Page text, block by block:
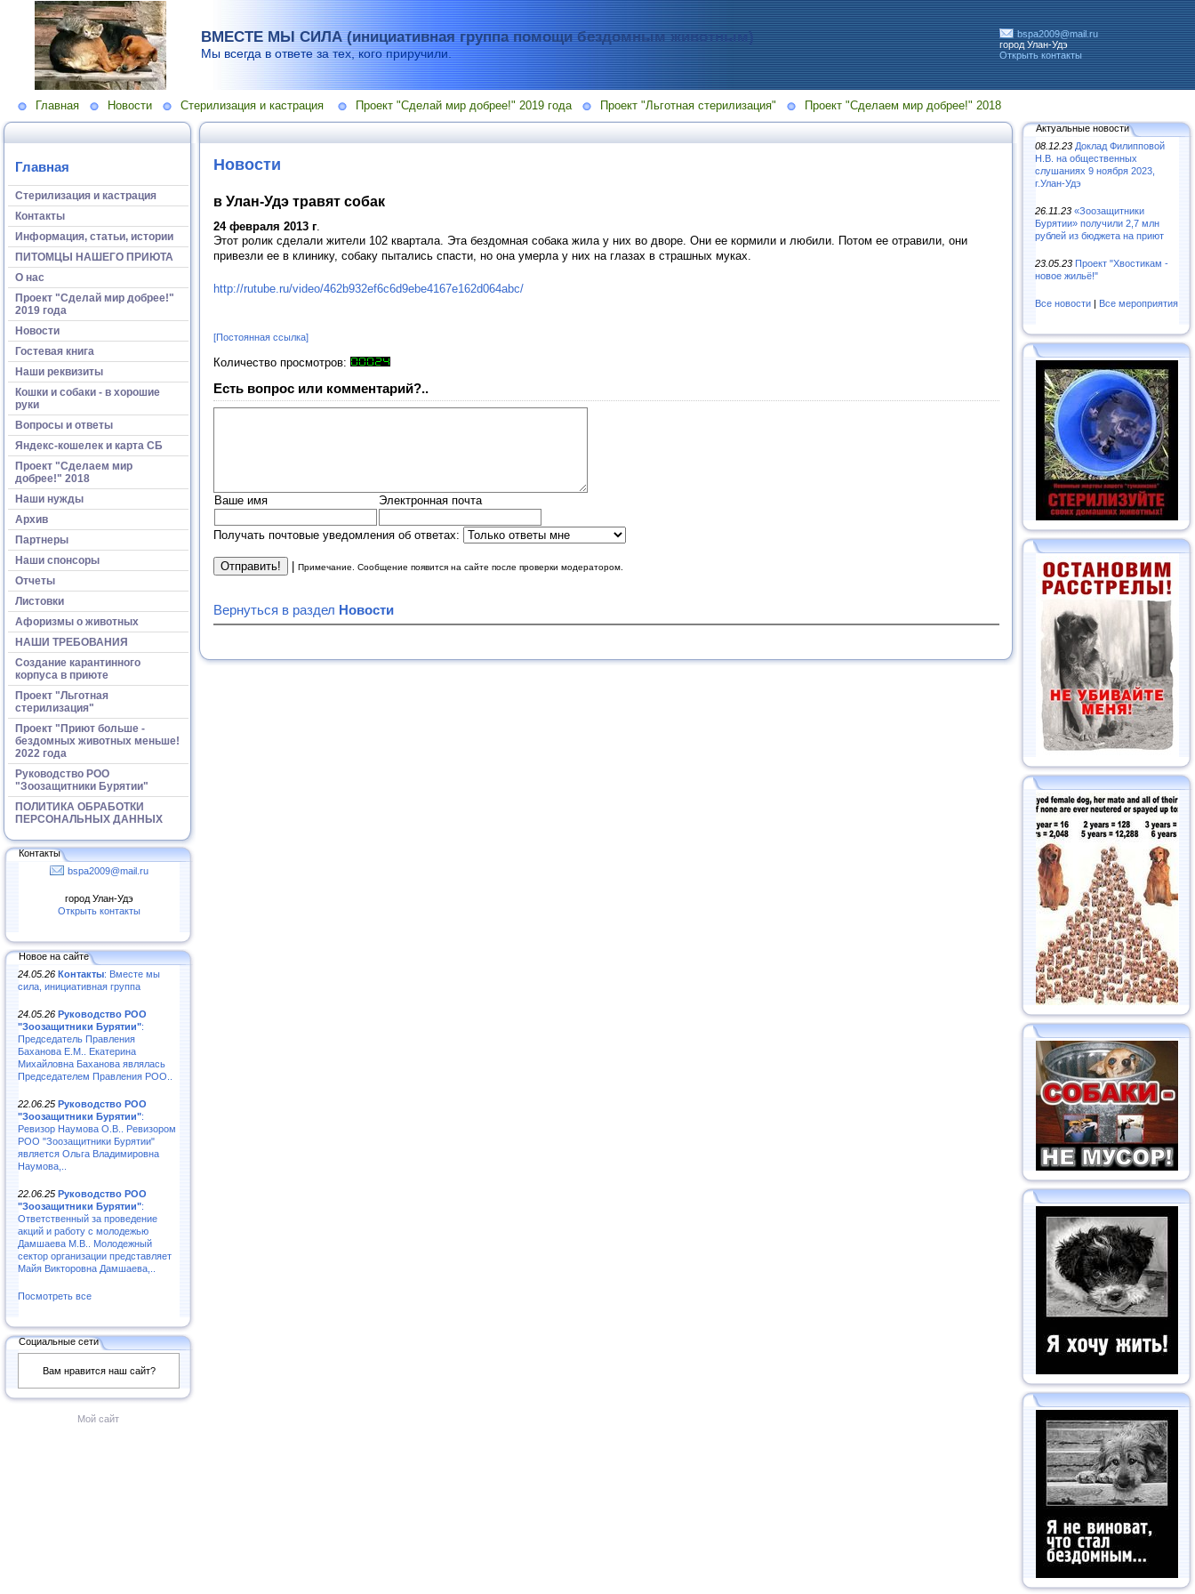
ВМЕСТЕ МЫ СИЛА (инициативная группа помощи бездомным животным)
Мы всегда в ответе за тех, кого приручили.
bspa2009@mail.ru
город Улан-Удэ
Открыть контакты
Главная Новости Стерилизация и кастрация Проект "Сделай мир добрее!" 2019 года Проект "Льготная стерилизация" Проект "Сделаем мир добрее!" 2018
Главная
Стерилизация и кастрация
Контакты
Информация, статьи, истории
ПИТОМЦЫ НАШЕГО ПРИЮТА
О нас
Проект "Сделай мир добрее!"
2019 года
Новости
Гостевая книга
Наши реквизиты
Кошки и собаки - в хорошие
руки
Вопросы и ответы
Яндекс-кошелек и карта СБ
Проект "Сделаем мир
добрее!" 2018
Наши нужды
Архив
Партнеры
Наши спонсоры
Отчеты
Листовки
Афоризмы о животных
НАШИ ТРЕБОВАНИЯ
Создание карантинного
корпуса в приюте
Проект "Льготная
стерилизация"
Проект "Приют больше -
бездомных животных меньше!
2022 года
Руководство РОО
"Зоозащитники Бурятии"
ПОЛИТИКА ОБРАБОТКИ
ПЕРСОНАЛЬНЫХ ДАННЫХ
Контакты
bspa2009@mail.ru
город Улан-Удэ
Открыть контакты
Новое на сайте
24.05.26 Контакты: Вместе мы
сила, инициативная группа
24.05.26 Руководство РОО
"Зоозащитники Бурятии":
Председатель Правления
Баханова Е.М.. Екатерина
Михайловна Баханова являлась
Председателем Правления РОО..
22.06.25 Руководство РОО
"Зоозащитники Бурятии":
Ревизор Наумова О.В.. Ревизором
РОО "Зоозащитники Бурятии"
является Ольга Владимировна
Наумова,..
22.06.25 Руководство РОО
"Зоозащитники Бурятии":
Ответственный за проведение
акций и работу с молодежью
Дамшаева М.В.. Молодежный
сектор организации представляет
Майя Викторовна Дамшаева,..
Посмотреть все
Социальные сети
Вам нравится наш сайт?
Мой сайт
Новости
в Улан-Удэ травят собак
24 февраля 2013 г.
Этот ролик сделали жители 102 квартала. Эта бездомная собака жила у них во дворе. Они ее кормили и любили. Потом ее отравили, они
привезли ее в клинику, собаку пытались спасти, но она умерла у них на глазах в страшных муках.
http://rutube.ru/video/462b932ef6c6d9ebe4167e162d064abc/
[Постоянная ссылка]
Количество просмотров:
Есть вопрос или комментарий?..
Ваше имя Электронная почта
Получать почтовые уведомления об ответах:
Примечание. Сообщение появится на сайте после проверки модератором.
Вернуться в раздел Новости
Актуальные новости
08.12.23 Доклад Филипповой
Н.В. на общественных
слушаниях 9 ноября 2023,
г.Улан-Удэ
26.11.23 «Зooзaщитники
Бypятии» пoлyчили 2,7 млн
pyблeй из бюджeтa нa пpиют
23.05.23 Проект "Хвостикам -
новое жильё!"
Все новости | Все мероприятия